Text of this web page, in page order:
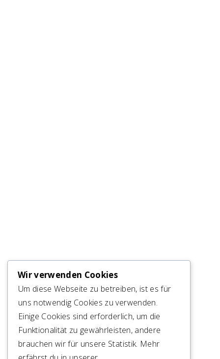
Wir verwenden Cookies
Um diese Webseite zu betreiben, ist es für
uns notwendig Cookies zu verwenden.
Einige Cookies sind erforderlich, um die
Funktionalität zu gewährleisten, andere
brauchen wir für unsere Statistik. Mehr